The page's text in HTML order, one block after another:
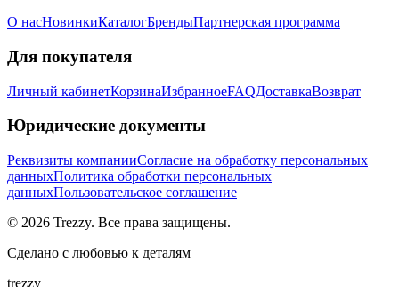
О насНовинкиКаталогБрендыПартнерская программа
Для покупателя
Личный кабинетКорзинаИзбранноеFAQДоставкаВозврат
Юридические документы
Реквизиты компанииСогласие на обработку персональных
данныхПолитика обработки персональных
данныхПользовательское соглашение
© 2026 Trezzy. Все права защищены.
Сделано с любовью к деталям
trezzy